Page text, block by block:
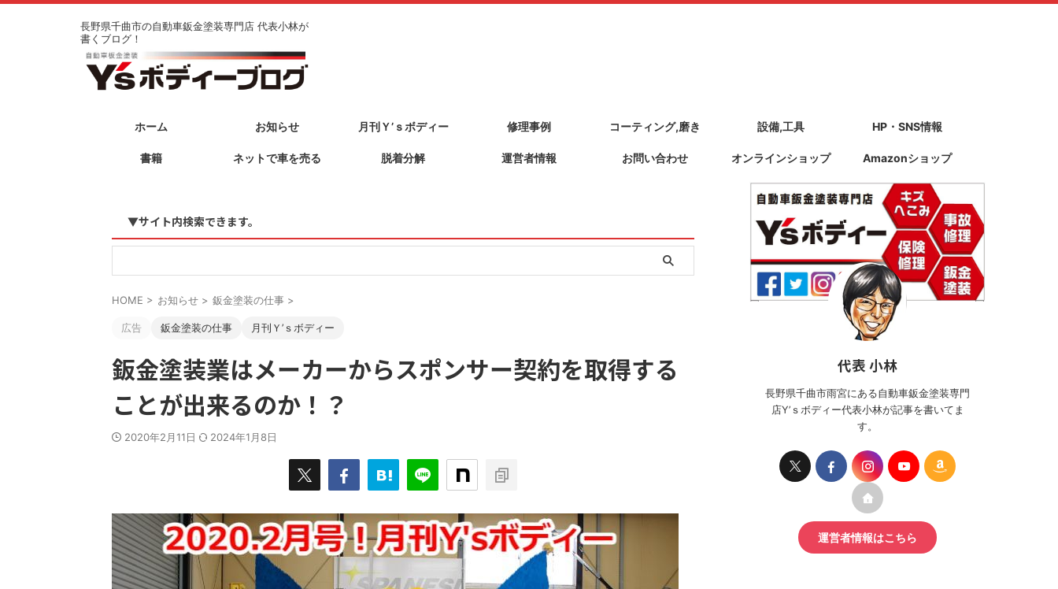
長野県千曲市の自動車鈑金塗装専門店 代表小林が
書くブログ！
ホーム お知らせ 月刊Ｙ’ｓボディー 修理事例 コーティング,磨き 設備,工具 HP・SNS情報
書籍 ネットで車を売る 脱着分解 運営者情報 お問い合わせ オンラインショップ Amazonショップ
▼サイト内検索できます。
HOME > お知らせ > 鈑金塗装の仕事 >
広告 鈑金塗装の仕事 月刊Ｙ’ｓボディー
鈑金塗装業はメーカーからスポンサー契約を取得する
ことが出来るのか！？
2020年2月11日 2024年1月8日
代表 小林
長野県千曲市雨宮にある自動車鈑金塗装専門
店Y’ｓボディー代表小林が記事を書いてま
す。
運営者情報はこちら